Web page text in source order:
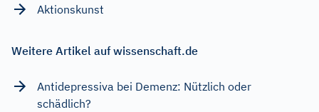
Aktionskunst
Weitere Artikel auf wissenschaft.de
Antidepressiva bei Demenz: Nützlich oder
schädlich?